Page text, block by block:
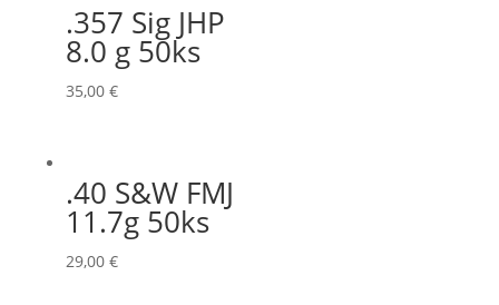
.357 Sig JHP
8.0 g 50ks
35,00 €
.40 S&W FMJ
11.7g 50ks
29,00 €